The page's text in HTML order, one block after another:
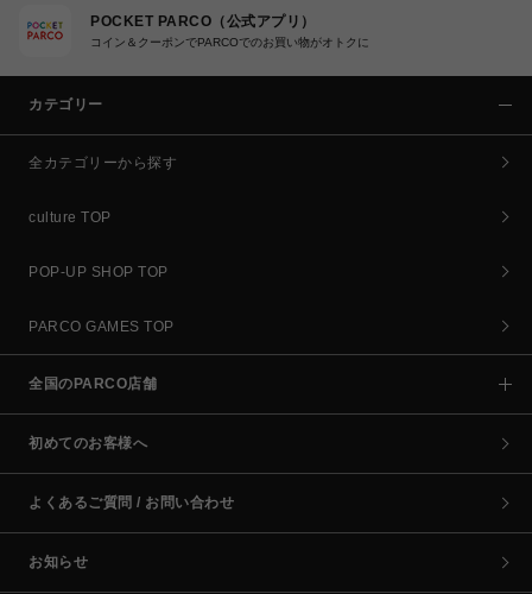
POCKET PARCO（公式アプリ）
コイン＆クーポンでPARCOでのお買い物がオトクに
カテゴリー
全カテゴリーから探す
culture TOP
POP-UP SHOP TOP
PARCO GAMES TOP
全国のPARCO店舗
初めてのお客様へ
よくあるご質問 / お問い合わせ
お知らせ